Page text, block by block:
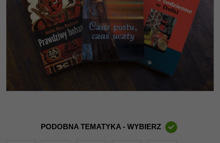
PODOBNA TEMATYKA - WYBIERZ